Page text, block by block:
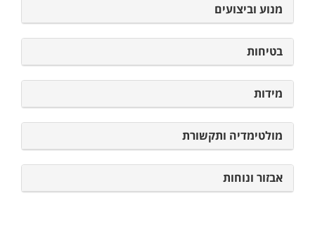
מנוע וביצועים
בטיחות
מידות
מולטימדיה ותקשורת
אבזור ונוחות